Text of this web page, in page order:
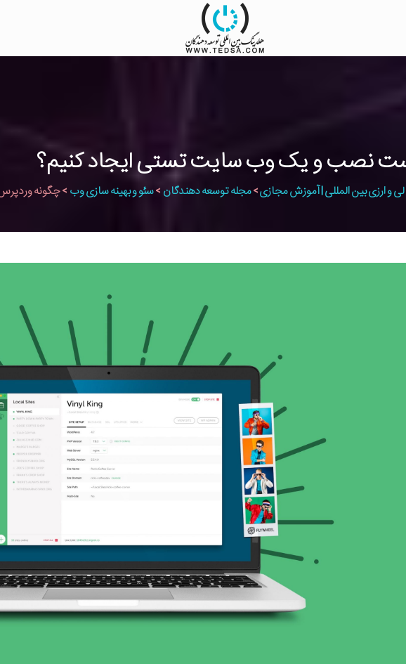
نصب و یک وب سایت تستی ایجاد کنیم؟
و ارزی بین المللی | آموزش مجازی>مجله توسعه دهندگان >سئو و بهینه سازی وب >چگونه